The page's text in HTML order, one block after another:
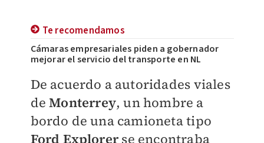
Te recomendamos
Cámaras empresariales piden a gobernador
mejorar el servicio del transporte en NL
De acuerdo a autoridades viales
deMonterrey, un hombre a
bordo de una camioneta tipo
Ford Explorerse encontraba